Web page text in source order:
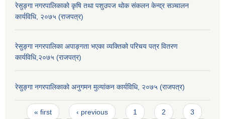
रेसुङ्गा नगरपालिकाको कृषि तथा पशुउपज थोक संकलन केन्द्र सञ्चालन
कार्यविधि, २०७५ (राजपत्र)
रेसुङ्गा नगरपालिका अपाङ्गता भएका व्यक्तिको परिचय पत्र वितरण
कार्यविधि,२०७५ (राजपत्र)
रेसुङ्गा नगरपालिकाको अनुगमन मुल्यांकन कार्यविधि, २०७५ (राजपत्र)
Pages
« first ‹ previous 1 2 3